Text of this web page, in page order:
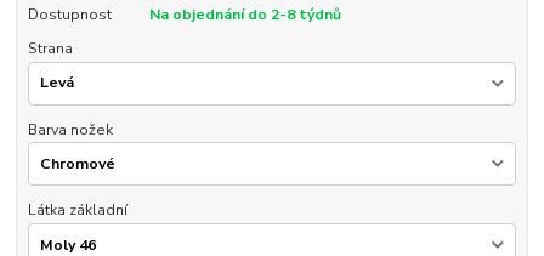
Dostupnost
Na objednání do 2-8 týdnů
Strana
Barva nožek
Látka základní